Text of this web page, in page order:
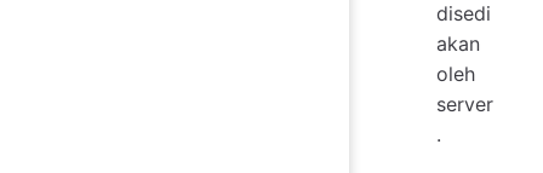
disedi
akan
oleh
server
.